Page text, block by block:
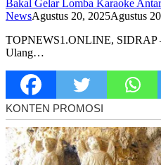
Bakal Gelar Lomba Karaoke
NewsAgustus 20, 2025Agustus
TOPNEWS1.ONLINE, SIDRAP
Ulang…